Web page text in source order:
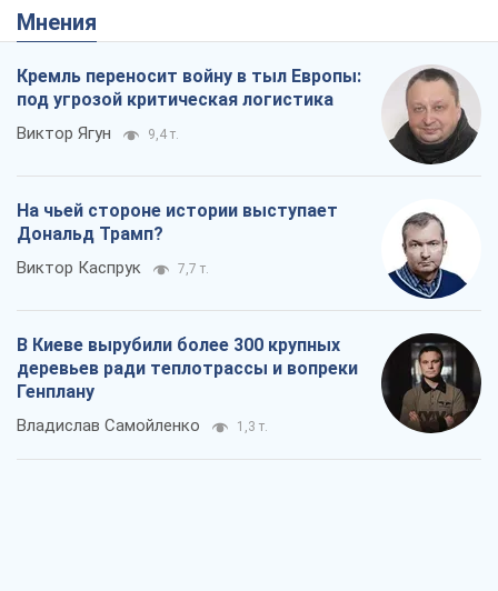
Мнения
Кремль переносит войну в тыл Европы:
под угрозой критическая логистика
Виктор Ягун 9,4 т.
На чьей стороне истории выступает
Дональд Трамп?
Виктор Каспрук 7,7 т.
В Киеве вырубили более 300 крупных
деревьев ради теплотрассы и вопреки
Генплану
Владислав Самойленко 1,3 т.